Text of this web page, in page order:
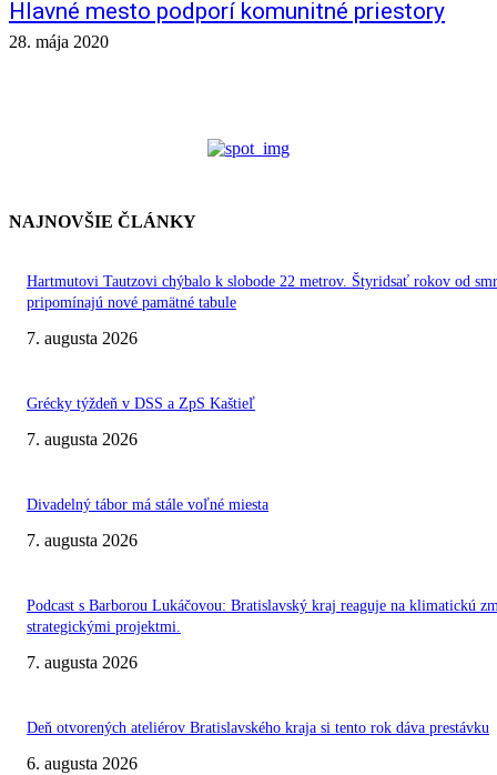
Hlavné mesto podporí komunitné priestory
28. mája 2020
NAJNOVŠIE ČLÁNKY
Hartmutovi Tautzovi chýbalo k slobode 22 metrov. Štyridsať rokov od
pripomínajú nové pamätné tabule
7. augusta 2026
Grécky týždeň v DSS a ZpS Kaštieľ
7. augusta 2026
Divadelný tábor má stále voľné miesta
7. augusta 2026
Podcast s Barborou Lukáčovou: Bratislavský kraj reaguje na klimatickú
strategickými projektmi.
7. augusta 2026
Deň otvorených ateliérov Bratislavského kraja si tento rok dáva prestávku
6. augusta 2026